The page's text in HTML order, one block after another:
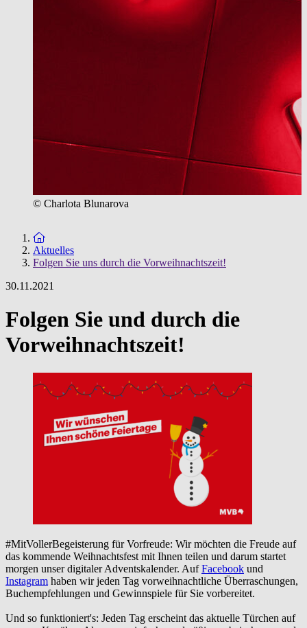
© Charlota Blunarova
Zur Startseite
Aktuelles
Folgen Sie uns durch die Vorweihnachtszeit!
30.11.2021
Folgen Sie und durch die
Vorweihnachtszeit!
#MitVollerBegeisterung für Vorfreude: Wir möchten die Freude auf
das kommende Weihnachtsfest mit Ihnen teilen und darum startet
morgen unser digitaler Adventskalender. AufFacebook und
Instagram haben wir jeden Tag vorweihnachtliche Überraschungen,
Buchempfehlungen und Gewinnspiele für Sie vorbereitet.
Und so funktioniert's: Jeden Tag erscheint das aktuelle Türchen auf